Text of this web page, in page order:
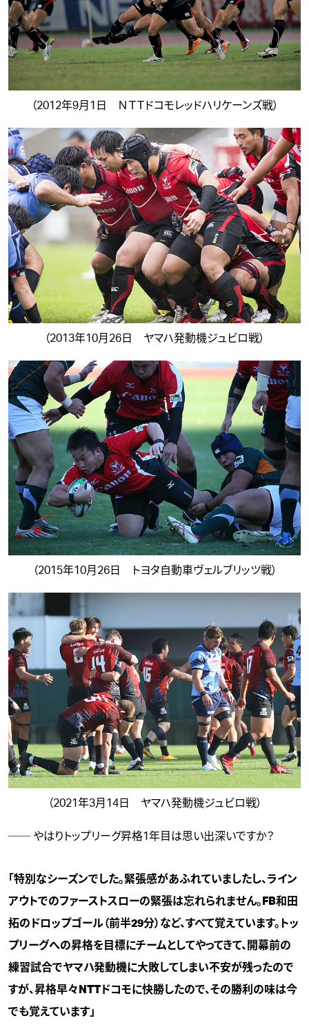
（2012年9月1日 ＮＴＴドコモレッドハリケーンズ戦）
（2013年10月26日 ヤマハ発動機ジュビロ戦）
（2015年10月26日 トヨタ自動車ヴェルブリッツ戦）
（2021年3月14日 ヤマハ発動機ジュビロ戦）
── やはりトップリーグ昇格1年目は思い出深いですか？
「特別なシーズンでした。緊張感があふれていましたし、ライン
アウトでのファーストスローの緊張は忘れられません。FB和田
拓のドロップゴール（前半29分）など、すべて覚えています。トッ
プリーグへの昇格を目標にチームとしてやってきて、開幕前の
練習試合でヤマハ発動機に大敗してしまい不安が残ったので
すが、昇格早々NTTドコモに快勝したので、その勝利の味は今
でも覚えています」